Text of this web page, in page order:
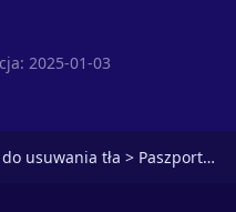
2025-01-03
usuwania tła > Paszport Photo Maker